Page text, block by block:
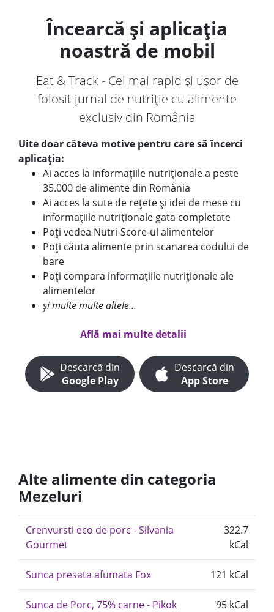
Încearcă și aplicația
noastră de mobil
Eat & Track - Cel mai rapid și ușor de
folosit jurnal de nutriție cu alimente
exclusiv din România
Uite doar câteva motive pentru care să încerci
aplicația:
Ai acces la informațiile nutriționale a peste
35.000 de alimente din România
Ai acces la sute de rețete și idei de mese cu
informațiile nutriționale gata completate
Poți vedea Nutri-Score-ul alimentelor
Poți căuta alimente prin scanarea codului de
bare
Poți compara informațiile nutriționale ale
alimentelor
și multe multe altele...
Află mai multe detalii
Descarcă din
Google Play
Descarcă din
App Store
Alte alimente din categoria
Mezeluri
Crenvursti eco de porc - Silvania
Gourmet
322.7
kCal
Sunca presata afumata Fox 121 kCal
Sunca de Porc, 75% carne - Pikok
95 kCal